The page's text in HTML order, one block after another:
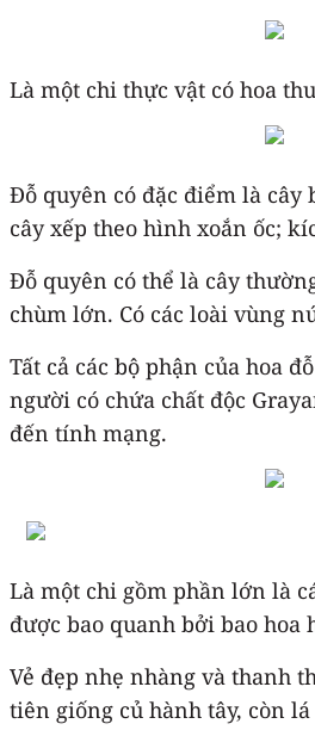
Là một chi thực vật có hoa
Đỗ quyên có đặc điểm là
cây xếp theo hình xoắn ốc;
Đỗ quyên có thể là cây
chùm lớn. Có các loài vùng
Tất cả các bộ phận của hoa
người có chứa chất độc
đến tính mạng.
Là một chi gồm phần lớn là
được bao quanh bởi bao hoa
Vẻ đẹp nhẹ nhàng và thanh
tiên giống củ hành tây, còn